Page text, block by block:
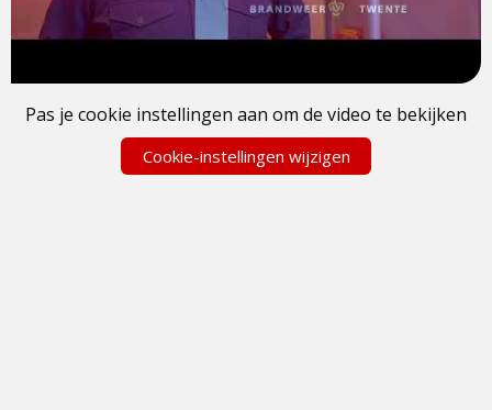
Pas je cookie instellingen aan om de video te bekijken
Cookie-instellingen wijzigen